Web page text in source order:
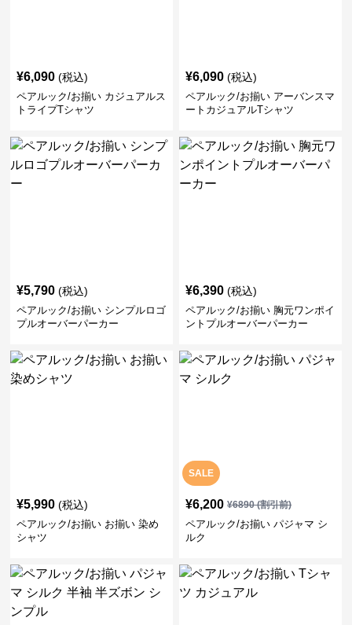
¥6,090 (税込)
ペアルック/お揃い カジュアルス
トライプTシャツ
¥6,090 (税込)
ペアルック/お揃い アーバンスマ
ートカジュアルTシャツ
¥5,790 (税込)
ペアルック/お揃い シンプルロゴ
プルオーバーパーカー
¥6,390 (税込)
ペアルック/お揃い 胸元ワンポイ
ントプルオーバーパーカー
¥5,990 (税込)
ペアルック/お揃い お揃い 染め
シャツ
SALE
¥6,200 ¥6890(割引前)
ペアルック/お揃い パジャマ シ
ルク